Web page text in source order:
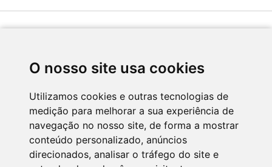
O nosso site usa cookies
Utilizamos cookies e outras tecnologias de
medição para melhorar a sua experiência de
navegação no nosso site, de forma a mostrar
conteúdo personalizado, anúncios
direcionados, analisar o tráfego do site e